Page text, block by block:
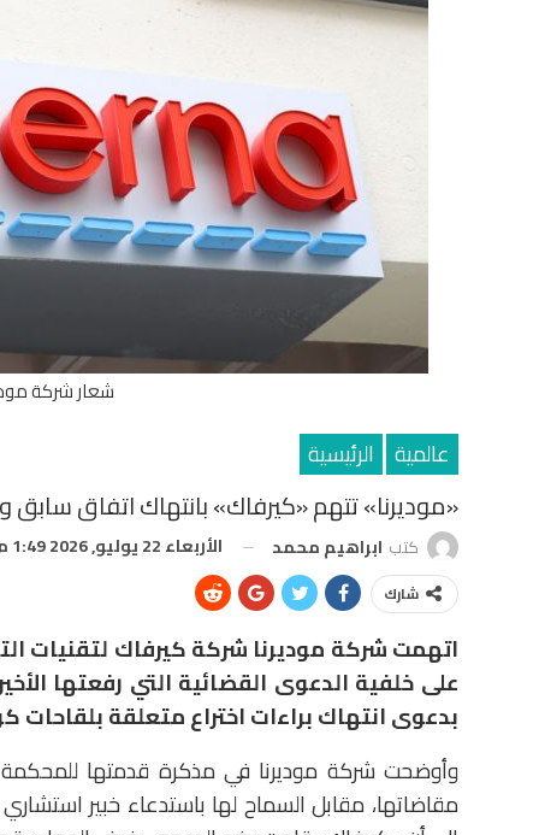
شعار شركة
عالمية الرئيسية
«موديرنا» تتهم «كيرفاك» بانتهاك اتفاق
كتب ابراهيم محمد الأربعاء 22 يوليو, 2026 1:49 م
شارك
اتهمت شركة موديرنا شركة كيرفاك لتقنيات
على خلفية الدعوى القضائية التي رفعتها
بدعوى انتهاك براءات اختراع متعلقة بلقاحات
وأوضحت شركة موديرنا في مذكرة قدمتها
مقاضاتها، مقابل السماح لها باستدعاء خبير